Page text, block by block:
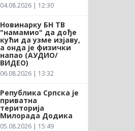
04.08.2026 | 12:30
Новинарку БН ТВ
"намамио" да дође
кући да узме изјаву,
а онда је физички
напао (АУДИО/
ВИДЕО)
06.08.2026 | 13:32
Република Српска је
приватна
територија
Милорада Додика
05.08.2026 | 15:49